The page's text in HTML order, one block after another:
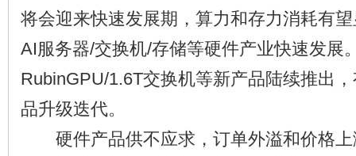
将会迎来快速发展期，算力和存力消耗有
AI服务器/交换机/存储等硬件产业快速发展
RubinGPU/1.6T交换机等新产品陆续推出
品升级迭代。
硬件产品供不应求，订单外溢和价格上